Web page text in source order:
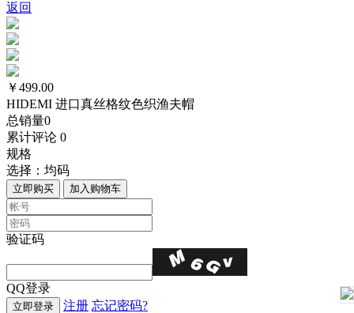
返回
￥499.00
HIDEMI 进口真丝格纹色织渔夫帽
总销量0
累计评论 0
规格
选择： 均码
立即购买 加入购物车
验证码
QQ登录
立即登录 注册 忘记密码?